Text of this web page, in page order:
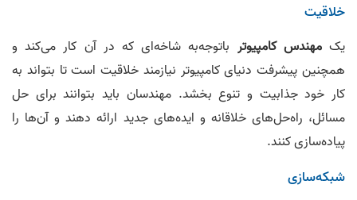
خلاقیت
یکمهندس کامپیوتر باتوجه‌به شاخه‌ای که در آن کار می‌کند و
همچنین پیشرفت دنیای کامپیوتر نیازمند خلاقیت است تا بتواند به
کار خود جذابیت و تنوع بخشد. مهندسان باید بتوانند برای حل
مسائل، راه‌حل‌های خلاقانه و ایده‌های جدید ارائه دهند و آن‌ها را
پیاده‌سازی کنند.
شبکه‌سازی